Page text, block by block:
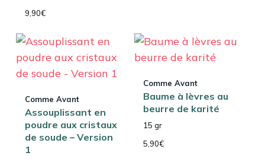
9,90€
15,90€.11,13€.
Comme Avant
Assouplissant en
poudre aux cristaux
de soude – Version
1
Comme Avant
Baume à lèvres au
beurre de karité
15 gr
5,90€